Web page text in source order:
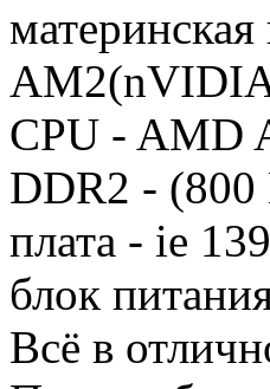
CPU - AMD
DDR2 -
плата - ie
блок
Всё в